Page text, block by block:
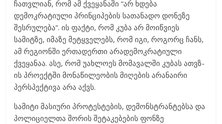
ჩათვლიან, რომ ამ ქვეყანაში “არ ხდება
დემოკრატიული პრინციპების სათანადო დონეზე
შესრულება”. ის ფაქტი, რომ კუბა არ მოიწვიეს
სამიტზე, იმაზე მეტყველებს, რომ იგი, როგორც ჩანს,
ამ რეგიონში ერთადერთი არადემოკრატიული
ქვეყანაა. ასე, რომ უახლოეს მომავალში კუბას ათვზ-
ის პროექტში მონაწილეობის მიღების არანაირი
პერსპექტივა არა აქვს.
სამიტი მასიური პროტესტების, დემონსტრანტებსა და
პოლიციელთა შორის შეტაკებების ფონზე